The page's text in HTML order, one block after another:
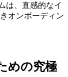
は、直感的なイ
オンボーディン
めの究極